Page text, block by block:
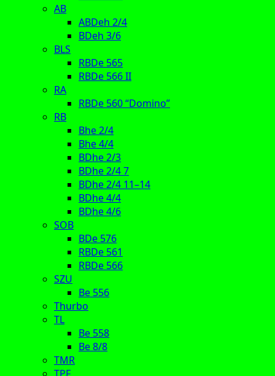
AB
ABDeh 2/4
BDeh 3/6
BLS
RBDe 565
RBDe 566 II
RA
RBDe 560 “Domino”
RB
Bhe 2/4
Bhe 4/4
BDhe 2/3
BDhe 2/4 7
BDhe 2/4 11–14
BDhe 4/4
BDhe 4/6
SOB
BDe 576
RBDe 561
RBDe 566
SZU
Be 556
Thurbo
TL
Be 558
Be 8/8
TMR